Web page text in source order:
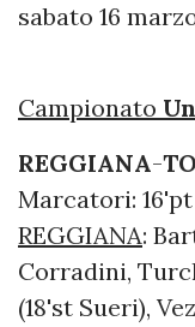
sabato 16
Campionato
REGGIANA-
Marcatori: 16'pt
REGGIANA:
Corradini,
(18'st Sueri),